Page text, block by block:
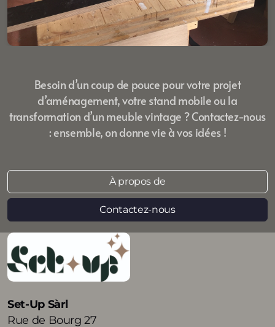
Besoin d’un coup de pouce pour votre projet
d’aménagement, votre stand mobile ou la
transformation d’un meuble vintage ? Contactez-nous
: ensemble, on donne vie à vos idées !
À propos de
Contactez-nous
Set-Up Sàrl
Rue de Bourg 27